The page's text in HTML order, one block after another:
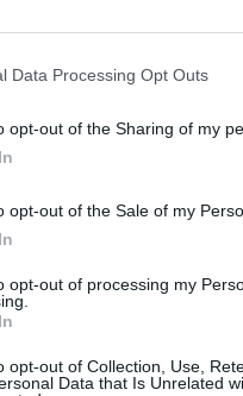
Data Processing Opt Outs
opt-out of the Sharing of my
opt-out of the Sale of my
opt-out of processing my
opt-out of Collection, Use,
Data that Is Unrelated
με αρκετούς να